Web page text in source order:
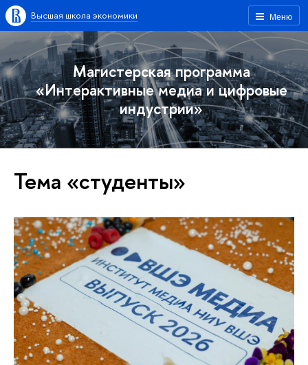
Меню
Высшая школа экономики
Магистерская программа
«Интерактивные медиа и цифровые
индустрии»
Тема «студенты»